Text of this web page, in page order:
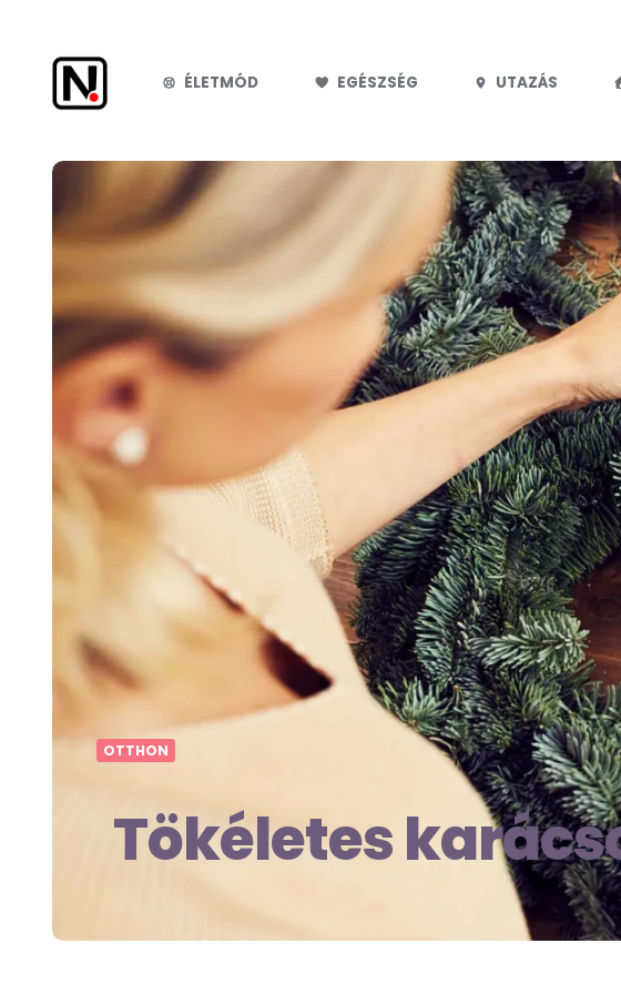
Nem
fontos.hu ÉLETMÓD EGÉSZSÉG UTAZÁS
OTTHON
Tökéletes